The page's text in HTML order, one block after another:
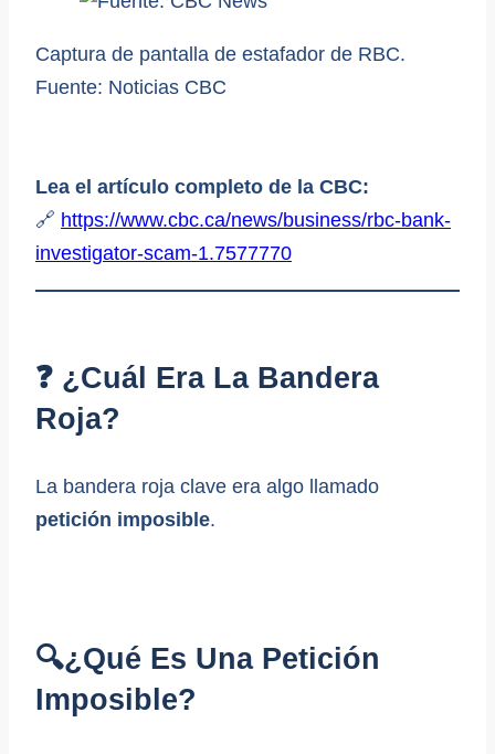
Captura de pantalla de estafador de RBC.
Fuente: Noticias CBC
Lea el artículo completo de la CBC:
🔗 https://www.cbc.ca/news/business/rbc-bank-
investigator-scam-1.7577770
❓ ¿Cuál Era La Bandera
Roja?
La bandera roja clave era algo llamado
petición imposible.
🔍¿Qué Es Una Petición
Imposible?